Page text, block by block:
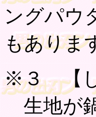
ングパウ
もありま
※３ 【
生地が